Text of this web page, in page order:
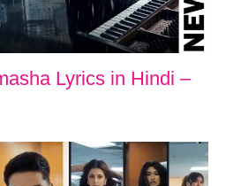
Lyrics in Hindi –